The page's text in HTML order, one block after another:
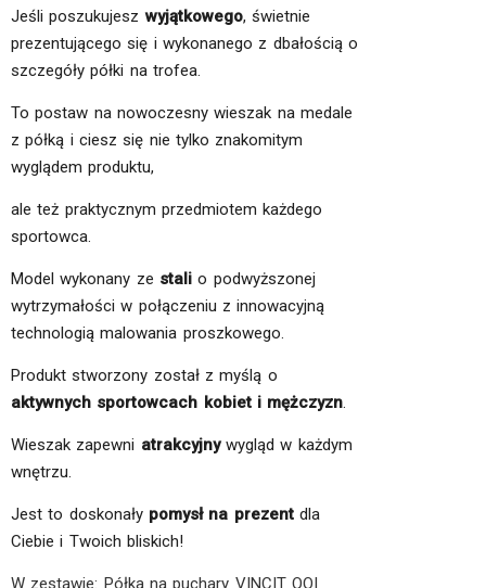
Jeśli poszukujeszwyjątkowego, świetnie
prezentującego się i wykonanego z dbałością o
szczegóły półki na trofea.
To postaw na nowoczesny wieszak na medale
z półką i ciesz się nie tylko znakomitym
wyglądem produktu,
ale też praktycznym przedmiotem każdego
sportowca.
Model wykonany ze stalio podwyższonej
wytrzymałości w połączeniu z innowacyjną
technologią malowania proszkowego.
Produkt stworzony został z myślą o
aktywnych sportowcach kobiet i mężczyzn.
Wieszak zapewni atrakcyjnywygląd w każdym
wnętrzu.
Jest to doskonały pomysł na prezentdla
Ciebie i Twoich bliskich!
W zestawie: Półka na puchary VINCIT QOI